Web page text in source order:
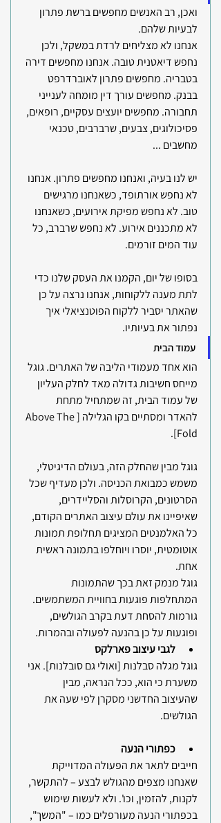
ואכן, רב האנשים מחפשים ברשת פתרון
לבעיות שלהם.
אנחנו לא מצליחים לרדת במשקל, ולכן
נחפש דיאטנית טובה. אנחנו מחפשים דירה
בטבריה. מחפשים פתרון לאוברדרפט
בבנק. מחפשים עורך דין מומחה לענייני
תחבורה. מחפשים יועצים עסקיים, רופאים,
פסיכולוגים, צבעים, שרברבים, טכנאי
מחשבים ...
יש לנו בעיה, ואנחנו מחפשים פתרון. אנחנו
לא נחפש אורתופד, כשאנחנו מרגישים
טוב. לא נחפש מפיקת אירועים, כשאנחנו
לא מתכננים אירוע. לא נחפש שרברב, כל
עוד המים זורמים.
בסופו של יום, הקמנו את העסק שלנו כדי
לתת מענה ללקוחות, אנחנו נרצה על כן
שהאתר יסביר ללקוח הפוטנציאלי איך
נפתור את בעיותיו.
עמוד הבית
הוא אחד מעמודי הליבה של האתרים. גוגל
מייחס חשיבות גדולה מאד לחלק העליון
של עמוד הבית, זה שמתחיל מתחת
להאדר ומסתיים בקו הגלילה [Above The
Fold].
גוגל מבין שהחלק הזה, בעולם הדיגיטלי,
משמש כמבואת הכניסה. ולכן מעדיף שכל
הסרטונים, הקרוסלות והסליידרים,
שאיפיינו את עולם עיצוב האתרים הקודם,
כל האלמנטים המציגים תחלופת תמונות
אוטומטית, יוסרו ויוחלפו בתמונה ראשית
אחת.
גוגל מנמק זאת בכך שהתמונות
המתחלפות פוגעות בחוויית המשתמשים.
גורמות להסחת דעת בקרב הגולשים,
ופוגעות על כן בהנעה לפעולה ובהמרות.
לגבי עיצוב פארלקס
גוגל מגלה סבלנות [ואולי גם סובלנות]. אני
משערת כי הוא, ככל הנראה, מבין
שהעיצוב החדשני מסקרן לפי שעה את
הגולשים.
כפתורי הנעה
חייבים לתאר את הפעולה המדוייקת
שאנחנו מצפים מהגולש לבצע – להתקשר,
לקנות, להזמין, וכו'. ולא לעשות שימוש
בכפתורי הנעה מעורפלים כמו – "המשך",